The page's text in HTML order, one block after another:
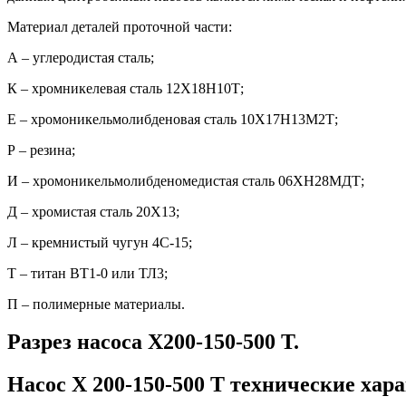
Материал деталей проточной части:
А – углеродистая сталь;
К – хромникелевая сталь 12Х18Н10Т;
Е – хромоникельмолибденовая сталь 10Х17Н13М2Т;
Р – резина;
И – хромоникельмолибденомедистая сталь 06ХН28МДТ;
Д – хромистая сталь 20Х13;
Л – кремнистый чугун 4С-15;
Т – титан ВТ1-0 или ТЛ3;
П – полимерные материалы.
Разрез насоса Х200-150-500 Т.
Насос Х 200-150-500 Т технические